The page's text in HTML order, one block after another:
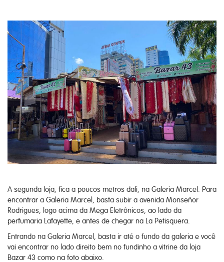
A segunda loja, fica a poucos metros dali, na Galeria Marcel. Para
encontrar a Galeria Marcel, basta subir a avenida Monseñor
Rodrigues, logo acima da Mega Eletrônicos, ao lado da
perfumaria Lafayette, e antes de chegar na La Petisquera.
Entrando na Galeria Marcel, basta ir até o fundo da galeria e você
vai encontrar no lado direito bem no fundinho a vitrine da loja
Bazar 43 como na foto abaixo.